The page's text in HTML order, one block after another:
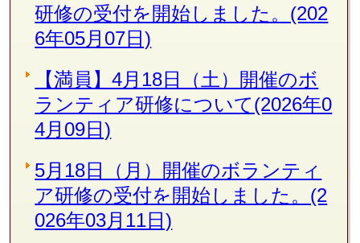
研修の受付を開始しました。(202
6年05月07日)
【満員】4月18日（土）開催のボ
ランティア研修について(2026年0
4月09日)
5月18日（月）開催のボランティ
ア研修の受付を開始しました。(2
026年03月11日)